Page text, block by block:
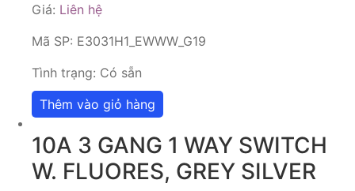
Giá: Liên hệ
Mã SP: E3031H1_EWWW_G19
Tình trạng: Có sẵn
Thêm vào giỏ hàng
10A 3 GANG 1 WAY SWITCH
W. FLUORES, GREY SILVER